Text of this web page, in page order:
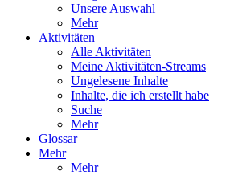
Unsere Auswahl
Mehr
Aktivitäten
Alle Aktivitäten
Meine Aktivitäten-Streams
Ungelesene Inhalte
Inhalte, die ich erstellt habe
Suche
Mehr
Glossar
Mehr
Mehr